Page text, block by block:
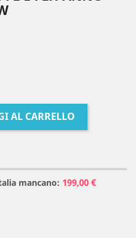
AL CARRELLO
mancano: 199,00 €